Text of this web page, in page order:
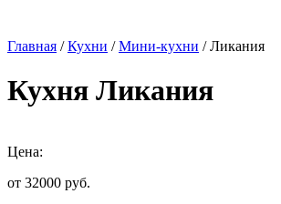
Главная /Кухни /Мини-кухни / Ликания
Кухня Ликания
Цена:
от 32000 руб.